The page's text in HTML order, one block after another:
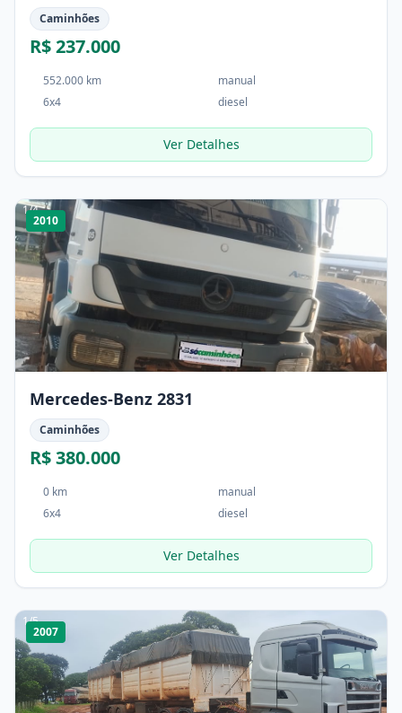
Caminhões
R$ 237.000
552.000 km
manual
6x4
diesel
Ver Detalhes
1/4
2010
Mercedes-Benz 2831
Caminhões
R$ 380.000
0 km
manual
6x4
diesel
Ver Detalhes
1/5
2007